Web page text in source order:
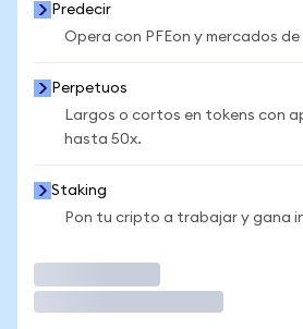
Predecir
Opera con PFEon y mercados
Perpetuos
Largos o cortos en tokens con
hasta 50x.
Staking
Pon tu cripto a trabajar y gana